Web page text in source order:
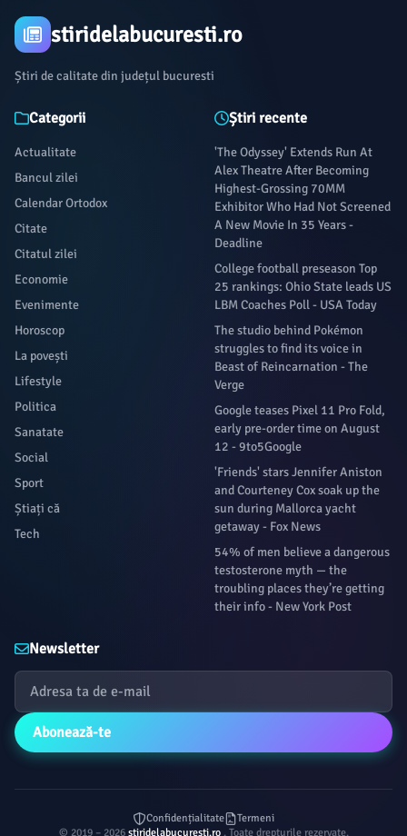
Victoriei/Str.
stiridelabucuresti.ro
Știri de calitate din județul bucuresti
Categorii
Actualitate
Bancul zilei
Calendar Ortodox
Citate
Citatul zilei
Economie
Evenimente
Horoscop
La povești
Lifestyle
Politica
Sanatate
Social
Sport
Știați că
Tech
Știri recente
'The Odyssey' Extends Run At
Alex Theatre After Becoming
Highest-Grossing 70MM
Exhibitor Who Had Not Screened
A New Movie In 35 Years -
Deadline
College football preseason Top
25 rankings: Ohio State leads US
LBM Coaches Poll - USA Today
The studio behind Pokémon
struggles to find its voice in
Beast of Reincarnation - The
Verge
Google teases Pixel 11 Pro Fold,
early pre-order time on August
12 - 9to5Google
'Friends' stars Jennifer Aniston
and Courteney Cox soak up the
sun during Mallorca yacht
getaway - Fox News
54% of men believe a dangerous
testosterone myth — the
troubling places they’re getting
their info - New York Post
Newsletter
Abonează-te
Confidențialitate
Termeni
© 2019 – 2026 stiridelabucuresti.ro . Toate drepturile rezervate.